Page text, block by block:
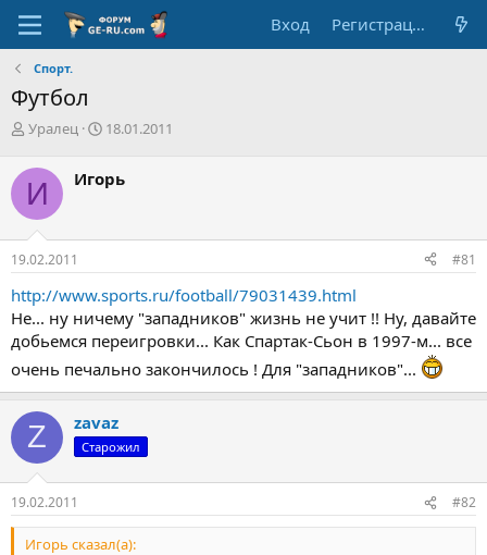
Вход Регистрация
Спорт.
Футбол
А
т
о
р
т
е
м
Уралец
Д
а
ч
а
18.01.2011
И Игорь
19.02.2011 #81
http://www.sports.ru/football/79031439.html
Не... ну ничему "западников" жизнь не учит !! Ну, давайте
добьемся переигровки... Как Спартак-Сьон в 1997-м... все
очень печально закончилось ! Для "западников"...
Z zavaz
Старожил
19.02.2011 #82
Игорь сказал(а):